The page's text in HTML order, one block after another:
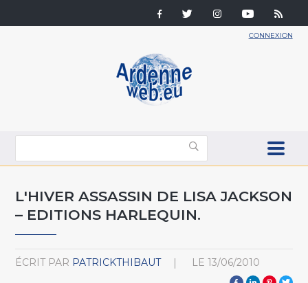
CONNEXION
L'HIVER ASSASSIN DE LISA JACKSON
– EDITIONS HARLEQUIN.
ÉCRIT PAR PATRICKTHIBAUT LE 13/06/2010